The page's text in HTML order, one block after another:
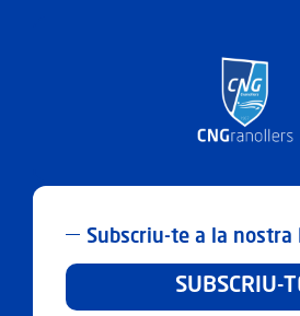
Subscriu-te a la nostra
SUBSCRIU-